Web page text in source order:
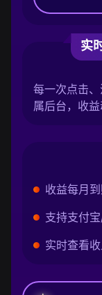
实
每一次点击
属后台，收
收益每月
支持支付
实时查看